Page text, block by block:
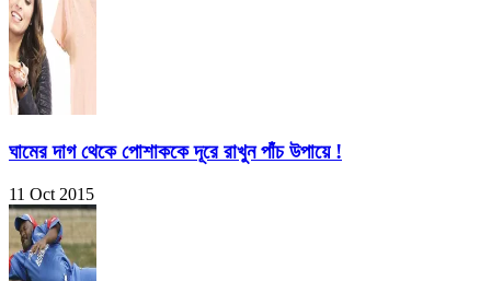
ঘামের দাগ থেকে পোশাককে দূরে রাখুন পাঁচ উপায়ে !
11 Oct 2015